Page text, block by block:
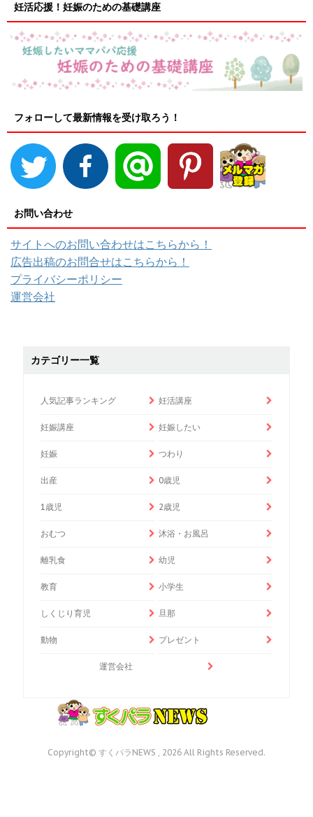
妊活応援！妊娠のための基礎講座
フォローして最新情報を受け取ろう！
お問い合わせ
サイトへのお問い合わせはこちらから！
広告出稿のお問合せはこちらから！
プライバシーポリシー
運営会社
カテゴリー一覧
人気記事ランキング 妊活講座
妊娠講座 妊娠したい
妊娠 つわり
出産 0歳児
1歳児 2歳児
おむつ 沐浴・お風呂
離乳食 幼児
教育 小学生
しくじり育児 旦那
動物 プレゼント
運営会社
Copyright© すくパラNEWS , 2026 All Rights Reserved.